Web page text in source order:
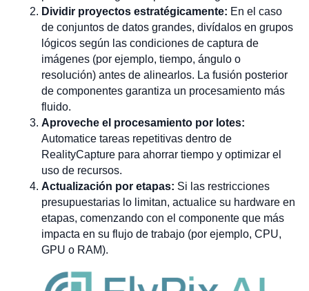
Dividir proyectos estratégicamente: En el caso
de conjuntos de datos grandes, divídalos en grupos
lógicos según las condiciones de captura de
imágenes (por ejemplo, tiempo, ángulo o
resolución) antes de alinearlos. La fusión posterior
de componentes garantiza un procesamiento más
fluido.
Aproveche el procesamiento por lotes:
Automatice tareas repetitivas dentro de
RealityCapture para ahorrar tiempo y optimizar el
uso de recursos.
Actualización por etapas: Si las restricciones
presupuestarias lo limitan, actualice su hardware en
etapas, comenzando con el componente que más
impacta en su flujo de trabajo (por ejemplo, CPU,
GPU o RAM).